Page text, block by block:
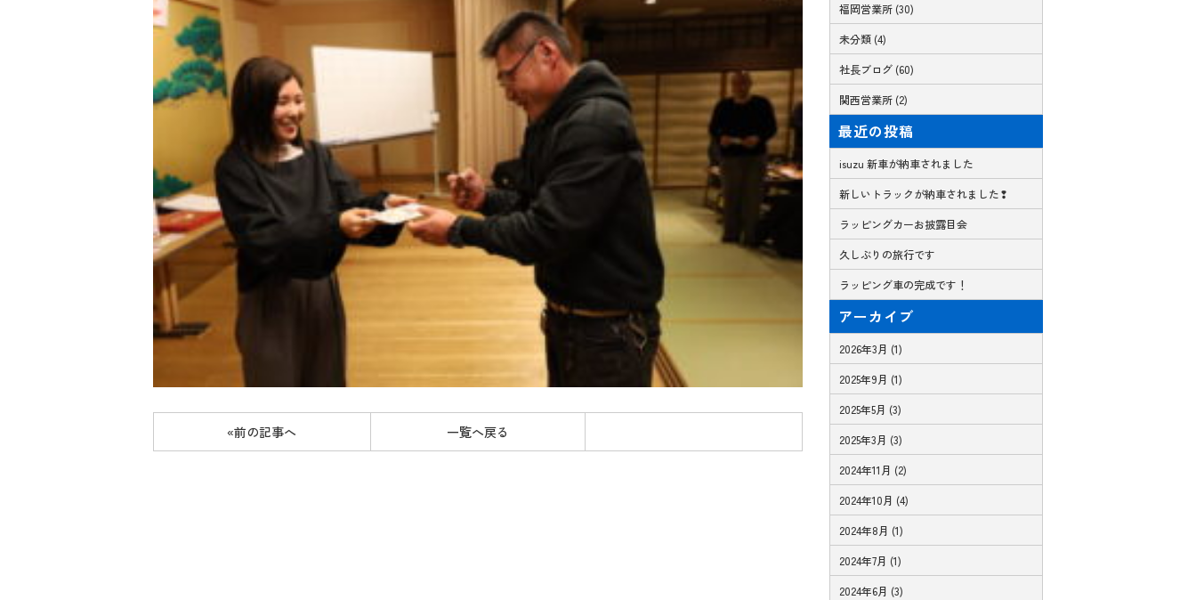
«前の記事へ 一覧へ戻る
福岡営業所 (30)
未分類 (4)
社長ブログ (60)
関西営業所 (2)
最近の投稿
isuzu 新車が納車されました
新しいトラックが納車されました❢
ラッピングカーお披露目会
久しぶりの旅行です
ラッピング車の完成です！
アーカイブ
2026年3月 (1)
2025年9月 (1)
2025年5月 (3)
2025年3月 (3)
2024年11月 (2)
2024年10月 (4)
2024年8月 (1)
2024年7月 (1)
2024年6月 (3)